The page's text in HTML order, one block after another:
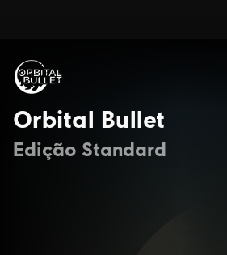
Orbital Bullet
Edição Standard